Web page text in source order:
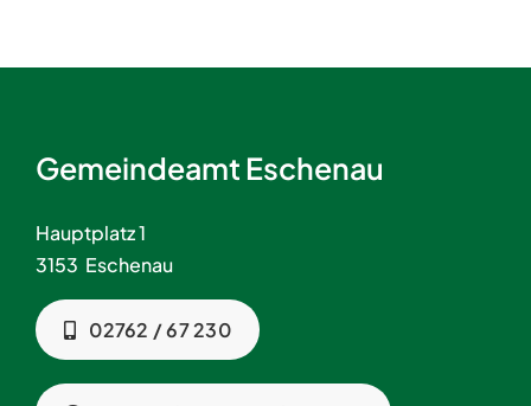
Gemeindeamt Eschenau
Hauptplatz 1
3153 Eschenau
02762 / 67 230